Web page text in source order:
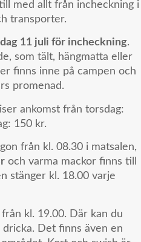
med allt från incheckning i
transporter.
11 juli för incheckning.
som tält, hängmatta eller
finns inne på campen och
promenad.
ankomst från torsdag:
150 kr.
från kl. 08.30 i matsalen,
och varma mackor finns till
stänger kl. 18.00 varje
kl. 19.00. Där kan du
dricka. Det finns även en